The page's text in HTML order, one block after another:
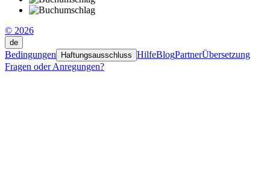
© 2026
de
Bedingungen Haftungsausschluss HilfeBlogPartnerÜbersetzung
Fragen oder Anregungen?